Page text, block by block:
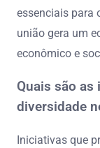
essenciais para
união gera um
econômico e
Quais são
diversidade
Iniciativas que